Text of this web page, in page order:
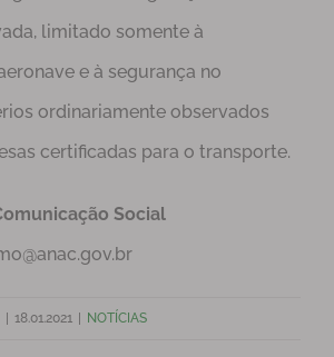
limitado somente à
e à segurança no
ordinariamente observados
certificadas para o transporte.
Social
18.01.2021 NOTÍCIAS